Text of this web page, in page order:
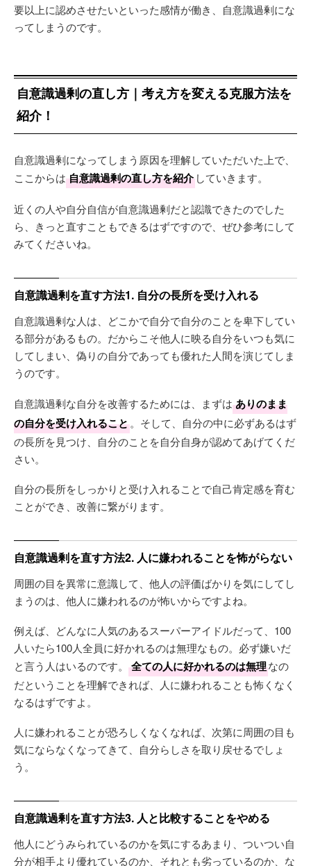
要以上に認めさせたいといった感情が働き、自意識過剰にな
ってしまうのです。
自意識過剰の直し方｜考え方を変える克服方法を
紹介！
自意識過剰になってしまう原因を理解していただいた上で、
ここからは 自意識過剰の直し方を紹介 していきます。
近くの人や自分自信が自意識過剰だと認識できたのでした
ら、きっと直すこともできるはずですので、ぜひ参考にして
みてくださいね。
自意識過剰を直す方法1. 自分の長所を受け入れる
自意識過剰な人は、どこかで自分で自分のことを卑下してい
る部分があるもの。だからこそ他人に映る自分をいつも気に
してしまい、偽りの自分であっても優れた人間を演じてしま
うのです。
自意識過剰な自分を改善するためには、まずは ありのまま
の自分を受け入れること。そして、自分の中に必ずあるはず
の長所を見つけ、自分のことを自分自身が認めてあげてくだ
さい。
自分の長所をしっかりと受け入れることで自己肯定感を育む
ことができ、改善に繋がります。
自意識過剰を直す方法2. 人に嫌われることを怖がらない
周囲の目を異常に意識して、他人の評価ばかりを気にしてし
まうのは、他人に嫌われるのが怖いからですよね。
例えば、どんなに人気のあるスーパーアイドルだって、100
人いたら100人全員に好かれるのは無理なもの。必ず嫌いだ
と言う人はいるのです。
全ての人に好かれるのは無理なの
だということを理解できれば、人に嫌われることも怖くなく
なるはずですよ。
人に嫌われることが恐ろしくなくなれば、次第に周囲の目も
気にならなくなってきて、自分らしさを取り戻せるでしょ
う。
自意識過剰を直す方法3. 人と比較することをやめる
他人にどうみられているのかを気にするあまり、ついつい自
分が相手より優れているのか、それとも劣っているのか、な